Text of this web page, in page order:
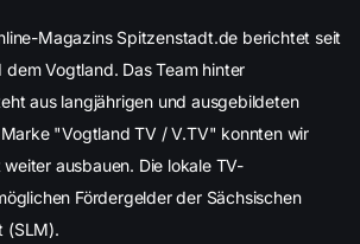
Magazins Spitzenstadt.de berichtet seit
dem Vogtland. Das Team hinter
aus langjährigen und ausgebildeten
"Vogtland TV / V.TV" konnten wir
ausbauen. Die lokale TV-
Fördergelder der Sächsischen
(SLM).